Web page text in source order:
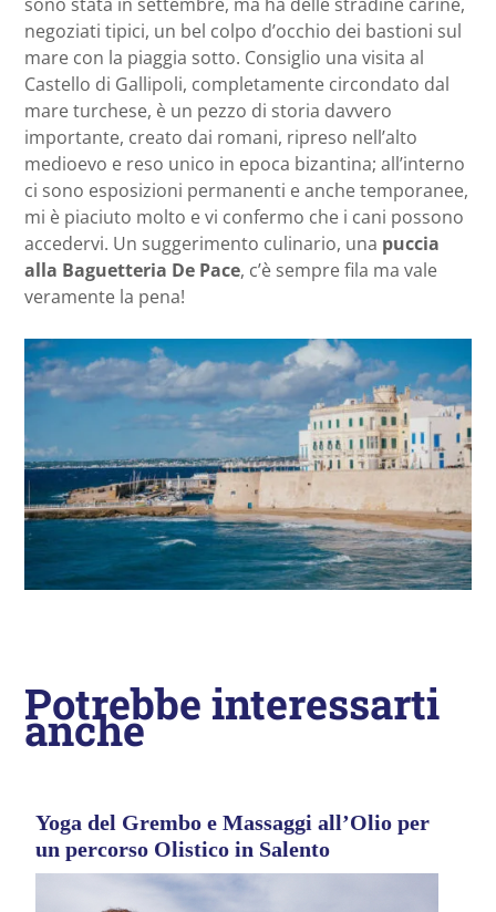
negoziati tipici, un bel colpo d’occhio dei bastioni sul
mare con la piaggia sotto. Consiglio una visita al
Castello di Gallipoli, completamente circondato dal
mare turchese, è un pezzo di storia davvero
importante, creato dai romani, ripreso nell’alto
medioevo e reso unico in epoca bizantina; all’interno
ci sono esposizioni permanenti e anche temporanee,
mi è piaciuto molto e vi confermo che i cani possono
accedervi. Un suggerimento culinario, una puccia
alla Baguetteria De Pace, c’è sempre fila ma vale
veramente la pena!
Potrebbe interessarti
anche
Yoga del Grembo e Massaggi all’Olio per
un percorso Olistico in Salento